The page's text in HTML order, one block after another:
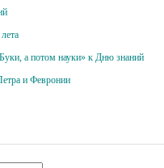
а потом науки» к Дню знаний
и Февронии